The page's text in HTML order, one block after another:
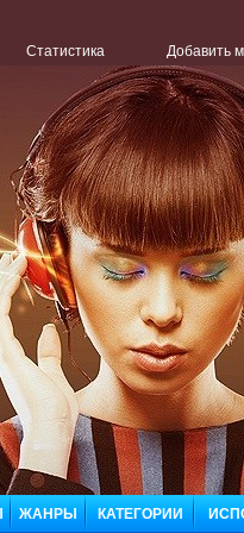
Статистика Добавить
ЖАНРЫ КАТЕГОРИИ